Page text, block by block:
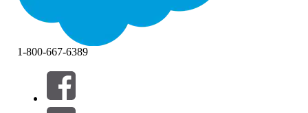
Suodattimet (0)
VALITSE SUODATTIMET
1-800-667-6389